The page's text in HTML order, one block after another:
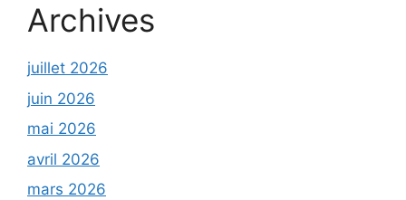
Archives
juillet 2026
juin 2026
mai 2026
avril 2026
mars 2026